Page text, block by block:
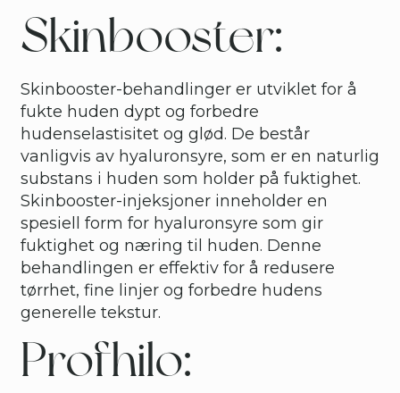
Skinbooster:
Skinbooster-behandlinger er utviklet for å
fukte huden dypt og forbedre
hudenselastisitet og glød. De består
vanligvis av hyaluronsyre, som er en naturlig
substans i huden som holder på fuktighet.
Skinbooster-injeksjoner inneholder en
spesiell form for hyaluronsyre som gir
fuktighet og næring til huden. Denne
behandlingen er effektiv for å redusere
tørrhet, fine linjer og forbedre hudens
generelle tekstur.
Profhilo: